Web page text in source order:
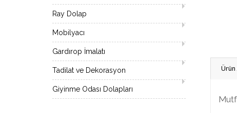
Ray Dolap
Mobilyacı
Gardırop İmalatı
Tadilat ve Dekorasyon
Giyinme Odası Dolapları
Ürün